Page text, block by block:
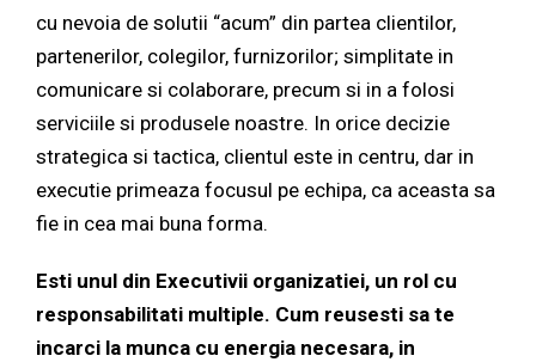
cu nevoia de solutii “acum” din partea clientilor,
partenerilor, colegilor, furnizorilor; simplitate in
comunicare si colaborare, precum si in a folosi
serviciile si produsele noastre. In orice decizie
strategica si tactica, clientul este in centru, dar in
executie primeaza focusul pe echipa, ca aceasta sa
fie in cea mai buna forma.
Esti unul din Executivii organizatiei, un rol cu
responsabilitati multiple. Cum reusesti sa te
incarci la munca cu energia necesara, in